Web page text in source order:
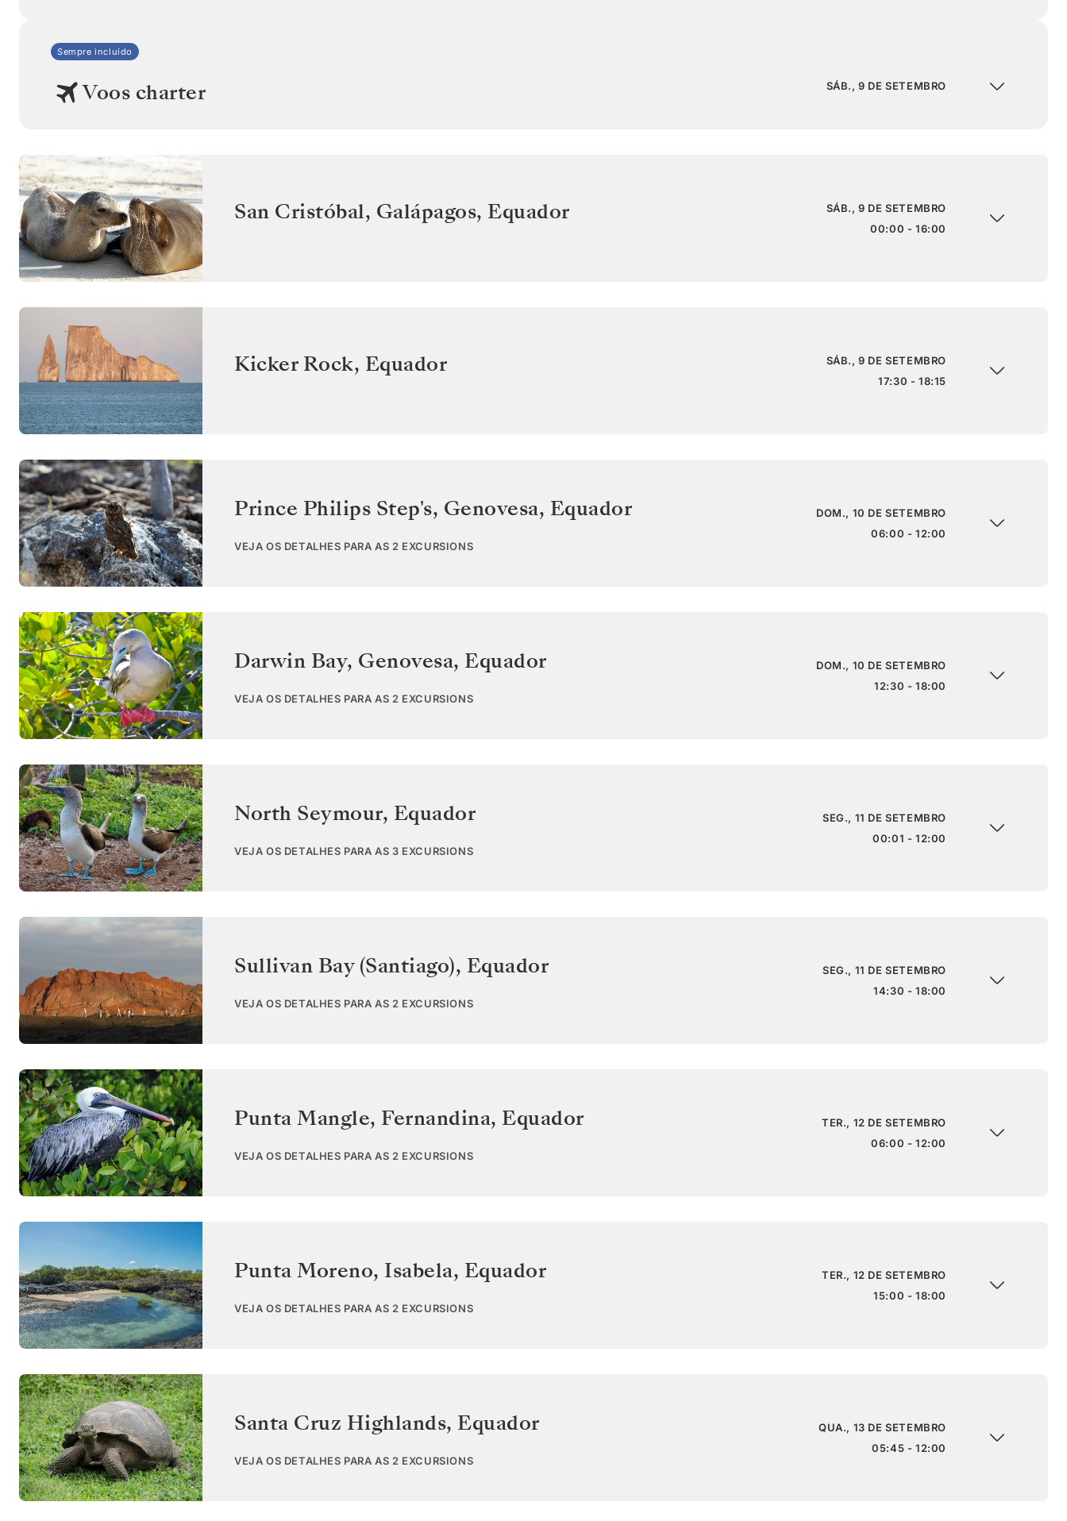
Sempre incluído
Voos charter SÁB., 9 DE SETEMBRO
San Cristóbal, Galápagos, Equador
SÁB., 9 DE SETEMBRO
00:00 - 16:00
Kicker Rock, Equador
SÁB., 9 DE SETEMBRO
17:30 - 18:15
Prince Philips Step's, Genovesa, Equador
VEJA OS DETALHES PARA AS 2 EXCURSIONS
DOM., 10 DE SETEMBRO
06:00 - 12:00
Darwin Bay, Genovesa, Equador
VEJA OS DETALHES PARA AS 2 EXCURSIONS
DOM., 10 DE SETEMBRO
12:30 - 18:00
North Seymour, Equador
VEJA OS DETALHES PARA AS 3 EXCURSIONS
SEG., 11 DE SETEMBRO
00:01 - 12:00
Sullivan Bay (Santiago), Equador
VEJA OS DETALHES PARA AS 2 EXCURSIONS
SEG., 11 DE SETEMBRO
14:30 - 18:00
Punta Mangle, Fernandina, Equador
VEJA OS DETALHES PARA AS 2 EXCURSIONS
TER., 12 DE SETEMBRO
06:00 - 12:00
Punta Moreno, Isabela, Equador
VEJA OS DETALHES PARA AS 2 EXCURSIONS
TER., 12 DE SETEMBRO
15:00 - 18:00
Santa Cruz Highlands, Equador
VEJA OS DETALHES PARA AS 2 EXCURSIONS
QUA., 13 DE SETEMBRO
05:45 - 12:00